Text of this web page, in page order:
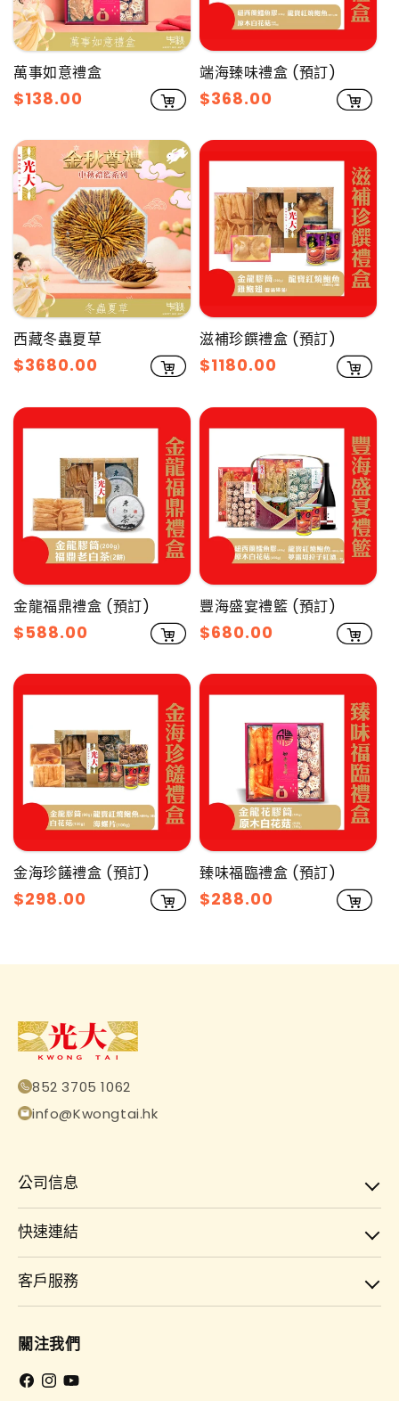
萬事如意禮盒
售
$138.00
端海臻味禮盒 (預訂)
售
$368.00
西藏冬蟲夏草
售
$3680.00
滋補珍饌禮盒 (預訂)
售
$1180.00
金龍福鼎禮盒 (預訂)
售
$588.00
豐海盛宴禮籃 (預訂)
售
$680.00
金海珍饈禮盒 (預訂)
售
$298.00
臻味福臨禮盒 (預訂)
售
$288.00
852 3705 1062
info@Kwongtai.hk
公司信息
快速連結
客戶服務
關注我們
Facebook
Instagram
YouTube